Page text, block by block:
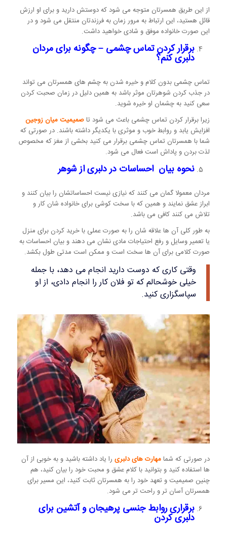
از این طریق همسرتان متوجه می شود که دوستش دارید و برای او ارزش
قائل هستید، این ارتباط به مرور زمان به فرزندتان منتقل می شود و در
این صورت خانواده موفق و شادی خواهید داشت.
برقرار کردن تماس چشمی – چگونه برای مردان
دلبری کنم؟
تماس چشمی بدون کلام و خیره شدن به چشم های همسرتان می تواند
در جذب کردن شوهرتان موثر باشد به همین دلیل در زمان صحبت کردن
سعی کنید به چشمان او خیره شوید.
زیرا برقرار کردن تماس چشمی باعث می شود تاصمیمیت میان زوجین
افزایش یابد و روابط خوب و موثری با یکدیگر داشته باشند. در صورتی که
شما با همسرتان تماس چشمی برقرار می کنید بخشی از مغز که مخصوص
لذت بردن و پاداش است فعال می شود.
نحوه بیان احساسات در دلبری از شوهر
مردان معمولا گمان می کنند که نیازی نیست احساساتشان را بیان کنند و
ابراز عشق نمایند و همین که با سخت کوشی برای خانواده شان کار و
تلاش می کنند کافی می باشد.
به طور کلی آن ها علاقه شان را به صورت عملی با خرید کردن برای منزل
یا تعمیر وسایل و رفع احتیاجات مادی نشان می دهند و بیان احساسات به
صورت کلامی برای آن ها سخت است و ممکن است مدتی طول بکشد.
وقتی کاری که دوست دارید انجام می دهد، با جمله
خیلی خوشحالم که تو فلان کار را انجام دادی، از او
سپاسگزاری کنید.
در صورتی که شمامهارت های دلبریرا یاد داشته باشید و به خوبی از آن
ها استفاده کنید و بتوانید با کلام عشق و محبت خود را بیان کنید، هم
چنین صمیمیت و تعهد خود را به همسرتان ثابت کنید، این مسیر برای
همسرتان آسان تر و راحت تر می شود.
برقراری روابط جنسی پرهیجان و آتشین برای
دلبری کردن